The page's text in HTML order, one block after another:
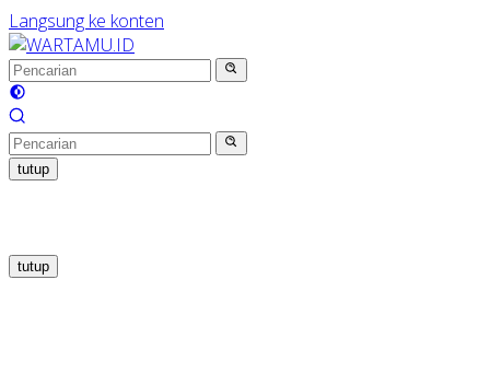
Langsung ke konten
tutup
tutup